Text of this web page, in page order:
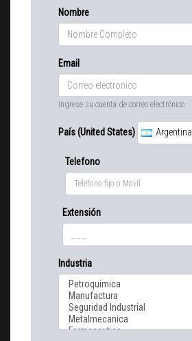
Nombre
Email
Ingrese su cuenta de correo electrónico.
País (United States) Argentina
Telefono
Extensión
Industria